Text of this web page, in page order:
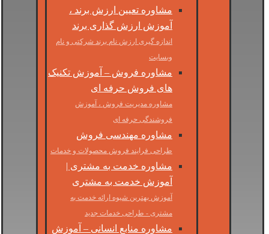
مشاوره تعیین ارزش برند ،
آموزش ارزش گذاری برند
اندازه گیری ارزش نام برند شرکتی و نام
وبسایت
مشاوره فروش – آموزش تکنیک
های فروش حرفه ای
مشاوره مدیریت فروش ، آموزش
فروشندگی حرفه ای
مشاوره مهندسی فروش
طراحی فرایند فروش محصولات و خدمات
مشاوره خدمت به مشتری |
آموزش خدمت به مشتری
آموزش بهترین شیوه ارائه خدمت به
مشتری - طراحی خدمات جدید
مشاوره منابع انسانی – آموزش